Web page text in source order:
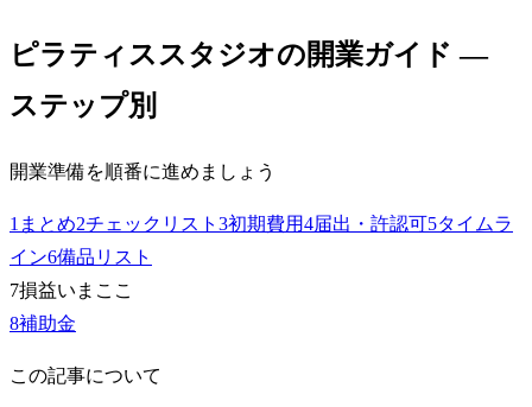
ピラティススタジオの開業ガイド —
ステップ別
開業準備を順番に進めましょう
1 まとめ2チェックリスト 3初期費用4届出・許認可5タイムラ
イン6備品リスト
7損益いまここ
8補助金
この記事について